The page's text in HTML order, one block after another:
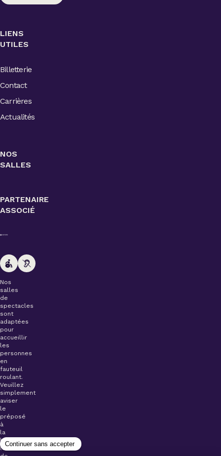
LIENS
UTILES
Billetterie
Contact
Carrières
Actualités
NOS
SALLES
PARTENAIRE
ASSOCIÉ
Nos
salles
de
spectacles
sont
adaptées
pour
accueillir
les
personnes
en
fauteuil
roulant.
Veuillez
simplement
aviser
le
préposé
à
la
billetterie
lors